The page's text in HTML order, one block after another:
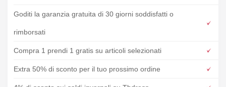
Goditi la garanzia gratuita di 30 giorni soddisfatti o
rimborsati
Compra 1 prendi 1 gratis su articoli selezionati
Extra 50% di sconto per il tuo prossimo ordine